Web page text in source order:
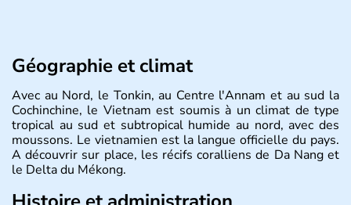
Géographie et climat
Avec au Nord, le Tonkin, au Centre l'Annam et au sud la
Cochinchine, le Vietnam est soumis à un climat de type
tropical au sud et subtropical humide au nord, avec des
moussons. Le vietnamien est la langue officielle du pays.
A découvrir sur place, les récifs coralliens de Da Nang et
le Delta du Mékong.